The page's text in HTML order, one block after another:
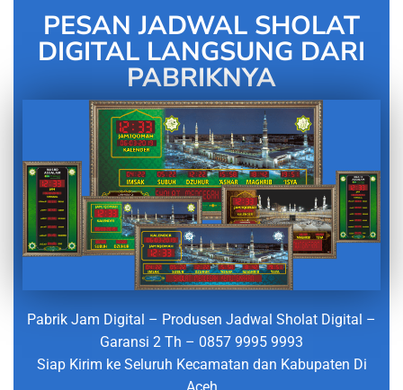
PESAN JADWAL SHOLAT
DIGITAL LANGSUNG DARI
PABRIKNYA
Pabrik Jam Digital – Produsen Jadwal Sholat Digital –
Garansi 2 Th – 0857 9995 9993
Siap Kirim ke Seluruh Kecamatan dan Kabupaten Di